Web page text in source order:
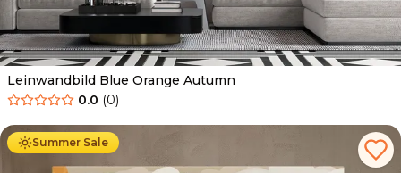
Leinwandbild Blue Orange Autumn
0.0 (0)
Summer Sale
Ab 39.90 € 34.90